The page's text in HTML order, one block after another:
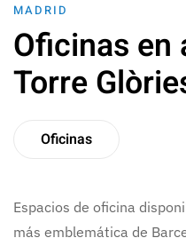
MADRID
Oficinas en
Torre
Oficinas
Espacios de oficina
más emblemática de